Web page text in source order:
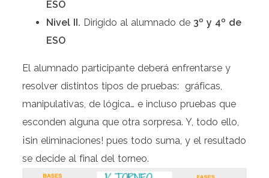
ESO
Nivel II. Dirigido al alumnado de 3º y 4º de
ESO
El alumnado participante deberá enfrentarse y
resolver distintos tipos de pruebas: gráficas,
manipulativas, de lógica… e incluso pruebas que
esconden alguna que otra sorpresa. Y, todo ello,
¡sin eliminaciones! pues todo suma, y el resultado
se decide al final del torneo.